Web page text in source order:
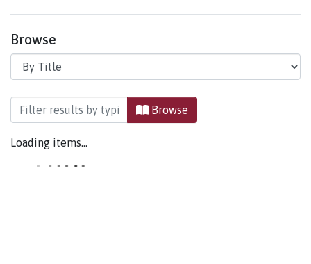
Browse
Browsing Archivo Sonoro by Title
Browse
Loading items...